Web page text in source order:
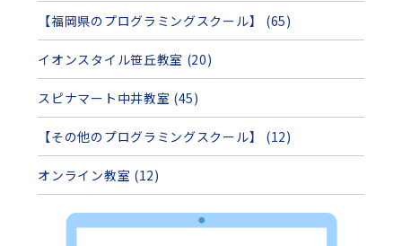
【福岡県のプログラミングスクール】 (65)
イオンスタイル笹丘教室 (20)
スピナマート中井教室 (45)
【その他のプログラミングスクール】 (12)
オンライン教室 (12)